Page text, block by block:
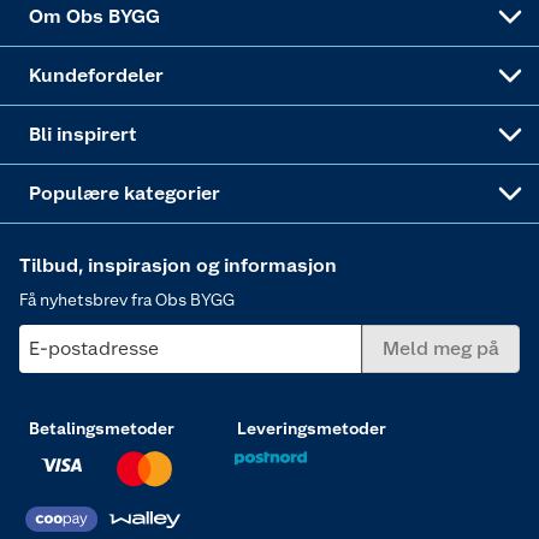
Om Obs BYGG
Kundefordeler
Bli inspirert
Populære kategorier
Tilbud, inspirasjon og informasjon
Få nyhetsbrev fra Obs BYGG
E-postadresse Meld meg på
Betalingsmetoder Leveringsmetoder